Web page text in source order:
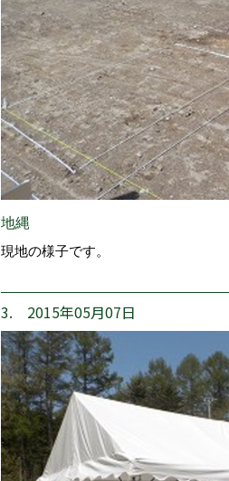
地縄
現地の様子です。
3. 2015年05月07日